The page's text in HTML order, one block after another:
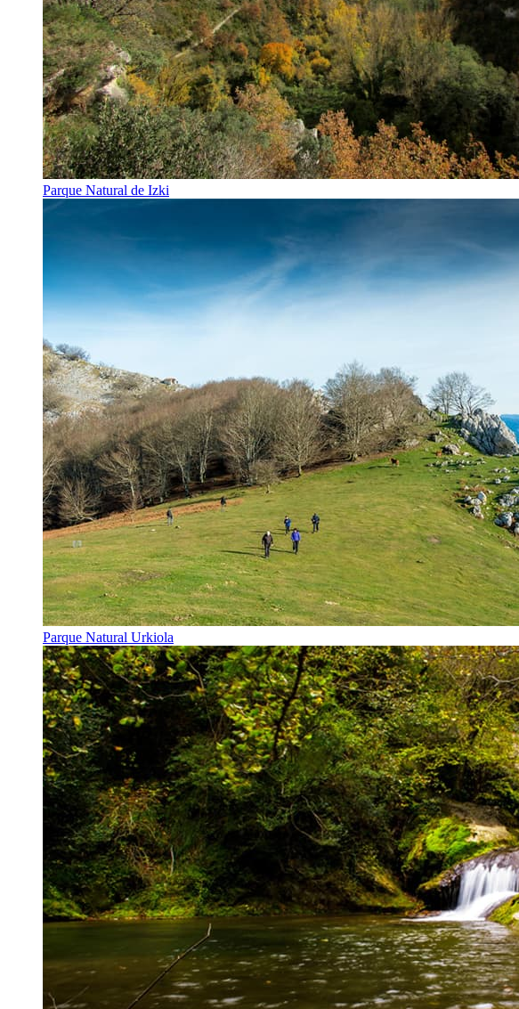
Parque Natural de Izki
Parque Natural Urkiola